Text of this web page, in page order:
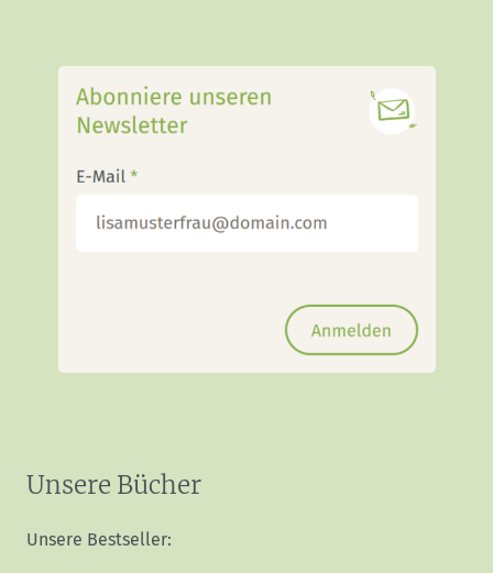
Unsere Bücher
Unsere Bestseller: